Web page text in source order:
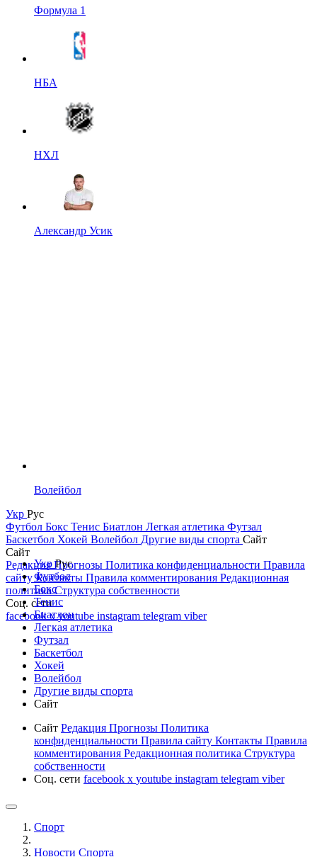
Формула 1
НБА
НХЛ
Александр Усик
Волейбол
Укр Рус
Футбол Бокс Тенис Биатлон Легкая атлетика Футзал
Баскетбол Хокей Волейбол Другие виды спорта Сайт
Сайт
РедакцияПрогнозы Политика конфиденциальности Правила
сайтуКонтакты Правила комментирования Редакционная
политикаСтруктура собственности
Соц. сети
facebookxyoutube instagram telegram viber
УкрРус
Футбол
Бокс
Тенис
Биатлон
Легкая атлетика
Футзал
Баскетбол
Хокей
Волейбол
Другие виды спорта
Сайт
Сайт Редакция Прогнозы Политика
конфиденциальности Правила сайту Контакты Правила
комментирования Редакционная политика Структура
собственности
Соц. сети facebook x youtube instagram telegram viber
Спорт
Новости Cпорта